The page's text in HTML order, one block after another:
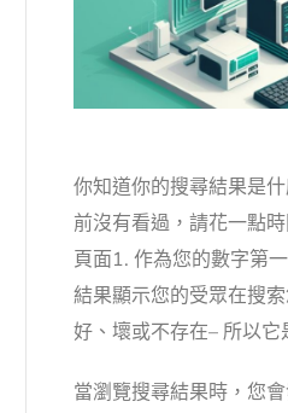
你知道你的搜尋結果是
前沒有看過，請花一點
頁面1. 作為您的數字第
結果顯示您的受眾在搜
好、壞或不存在– 所以它
當瀏覽搜尋結果時，您